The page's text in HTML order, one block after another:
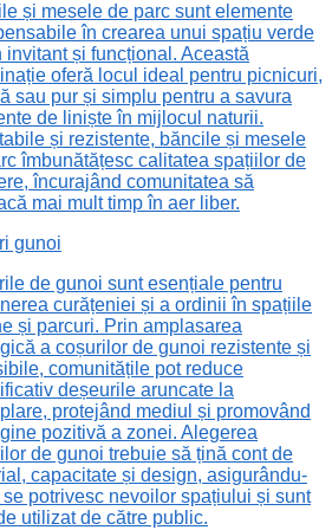
și mesele de parc sunt elemente
în crearea unui spațiu verde
invitant și funcțional. Această
oferă locul ideal pentru picnicuri,
sau pur și simplu pentru a savura
de liniște în mijlocul naturii.
și rezistente, băncile și mesele
îmbunătățesc calitatea spațiilor de
încurajând comunitatea să
mai mult timp în aer liber.
gunoi
de gunoi sunt esențiale pentru
curățeniei și a ordinii în spațiile
și parcuri. Prin amplasarea
a coșurilor de gunoi rezistente și
comunitățile pot reduce
deșeurile aruncate la
protejând mediul și promovând
pozitivă a zonei. Alegerea
de gunoi trebuie să țină cont de
capacitate și design, asigurându-
se potrivesc nevoilor spațiului și sunt
utilizat de către public.